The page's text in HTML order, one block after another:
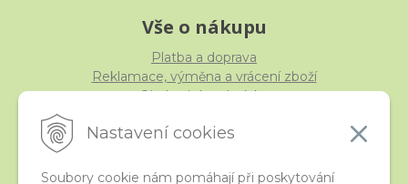
Nastavení cookies
Soubory cookie nám pomáhají při poskytování
Vše o nákupu
Platba a doprava
Reklamace, výměna a vrácení zboží
Obchodní podmínky